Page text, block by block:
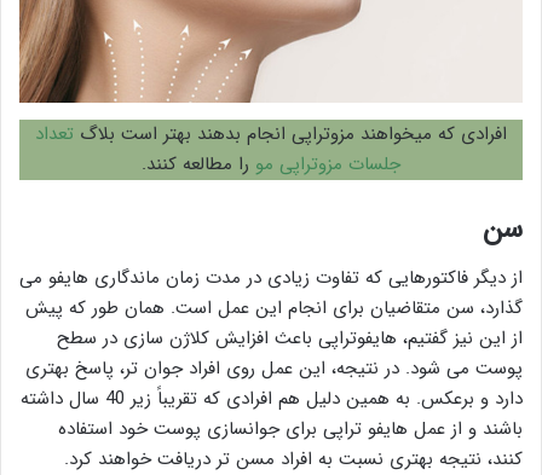
افرادی که میخواهند مزوتراپی انجام بدهند بهتر است بلاگ تعداد
جلسات مزوتراپی مو را مطالعه کنند.
سن
از دیگر فاکتورهایی که تفاوت زیادی در مدت زمان ماندگاری هایفو می
گذارد، سن متقاضیان برای انجام این عمل است. همان طور که پیش
از این نیز گفتیم، هایفوتراپی باعث افزایش کلاژن سازی در سطح
پوست می شود. در نتیجه، این عمل روی افراد جوان تر، پاسخ بهتری
دارد و برعکس. به همین دلیل هم افرادی که تقریباً زیر 40 سال داشته
باشند و از عمل هایفو تراپی برای جوانسازی پوست خود استفاده
کنند، نتیجه بهتری نسبت به افراد مسن تر دریافت خواهند کرد.